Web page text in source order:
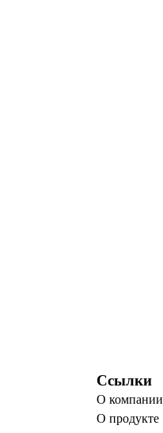
Ссылки
О компании
О продукте